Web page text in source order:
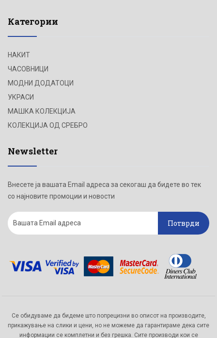
Категории
НАКИТ
ЧАСОВНИЦИ
МОДНИ ДОДАТОЦИ
УКРАСИ
МАШКА КОЛЕКЦИЈА
КОЛЕКЦИЈА ОД СРЕБРО
Newsletter
Внесете ја вашата Email адреса за секогаш да бидете во тек
со најновите промоции и новости
Потврди
Се обидуваме да бидеме што попрецизни во описот на производите,
прикажување на слики и цени, но не можеме да гарантираме дека сите
информации се комплетни и без грешка. Сите производи кои се